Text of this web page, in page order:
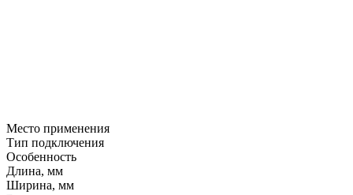
Место применения
Тип подключения
Особенность
Длина, мм
Ширина, мм